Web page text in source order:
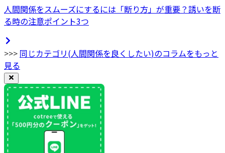
人間関係をスムーズにするには「断り方」が重要？誘いを断
る時の注意ポイント3つ
>>> 同じカテゴリ(人間関係を良くしたい)のコラムをもっと
見る